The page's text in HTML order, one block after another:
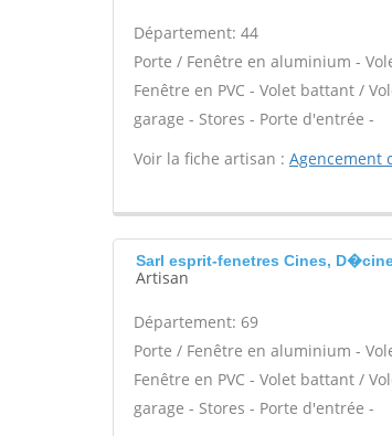
Département: 44
Porte / Fenêtre en aluminium -
Fenêtre en PVC - Volet battant /
garage - Stores - Porte d'entrée -
Voir la fiche artisan : Agencement
Sarl esprit-fenetres Cines,
Artisan
Département: 69
Porte / Fenêtre en aluminium -
Fenêtre en PVC - Volet battant /
garage - Stores - Porte d'entrée -